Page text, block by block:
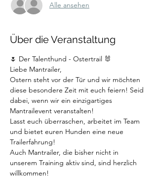
Alle ansehen
Über die Veranstaltung
🌷 Der Talenthund - Ostertrail 🐰
Liebe Mantrailer,
Ostern steht vor der Tür und wir möchten
diese besondere Zeit mit euch feiern! Seid
dabei, wenn wir ein einzigartiges
Mantrailevent veranstalten!
Lasst euch überraschen, arbeitet im Team
und bietet euren Hunden eine neue
Trailerfahrung!
Auch Mantrailer, die bisher nicht in
unserem Training aktiv sind, sind herzlich
willkommen!